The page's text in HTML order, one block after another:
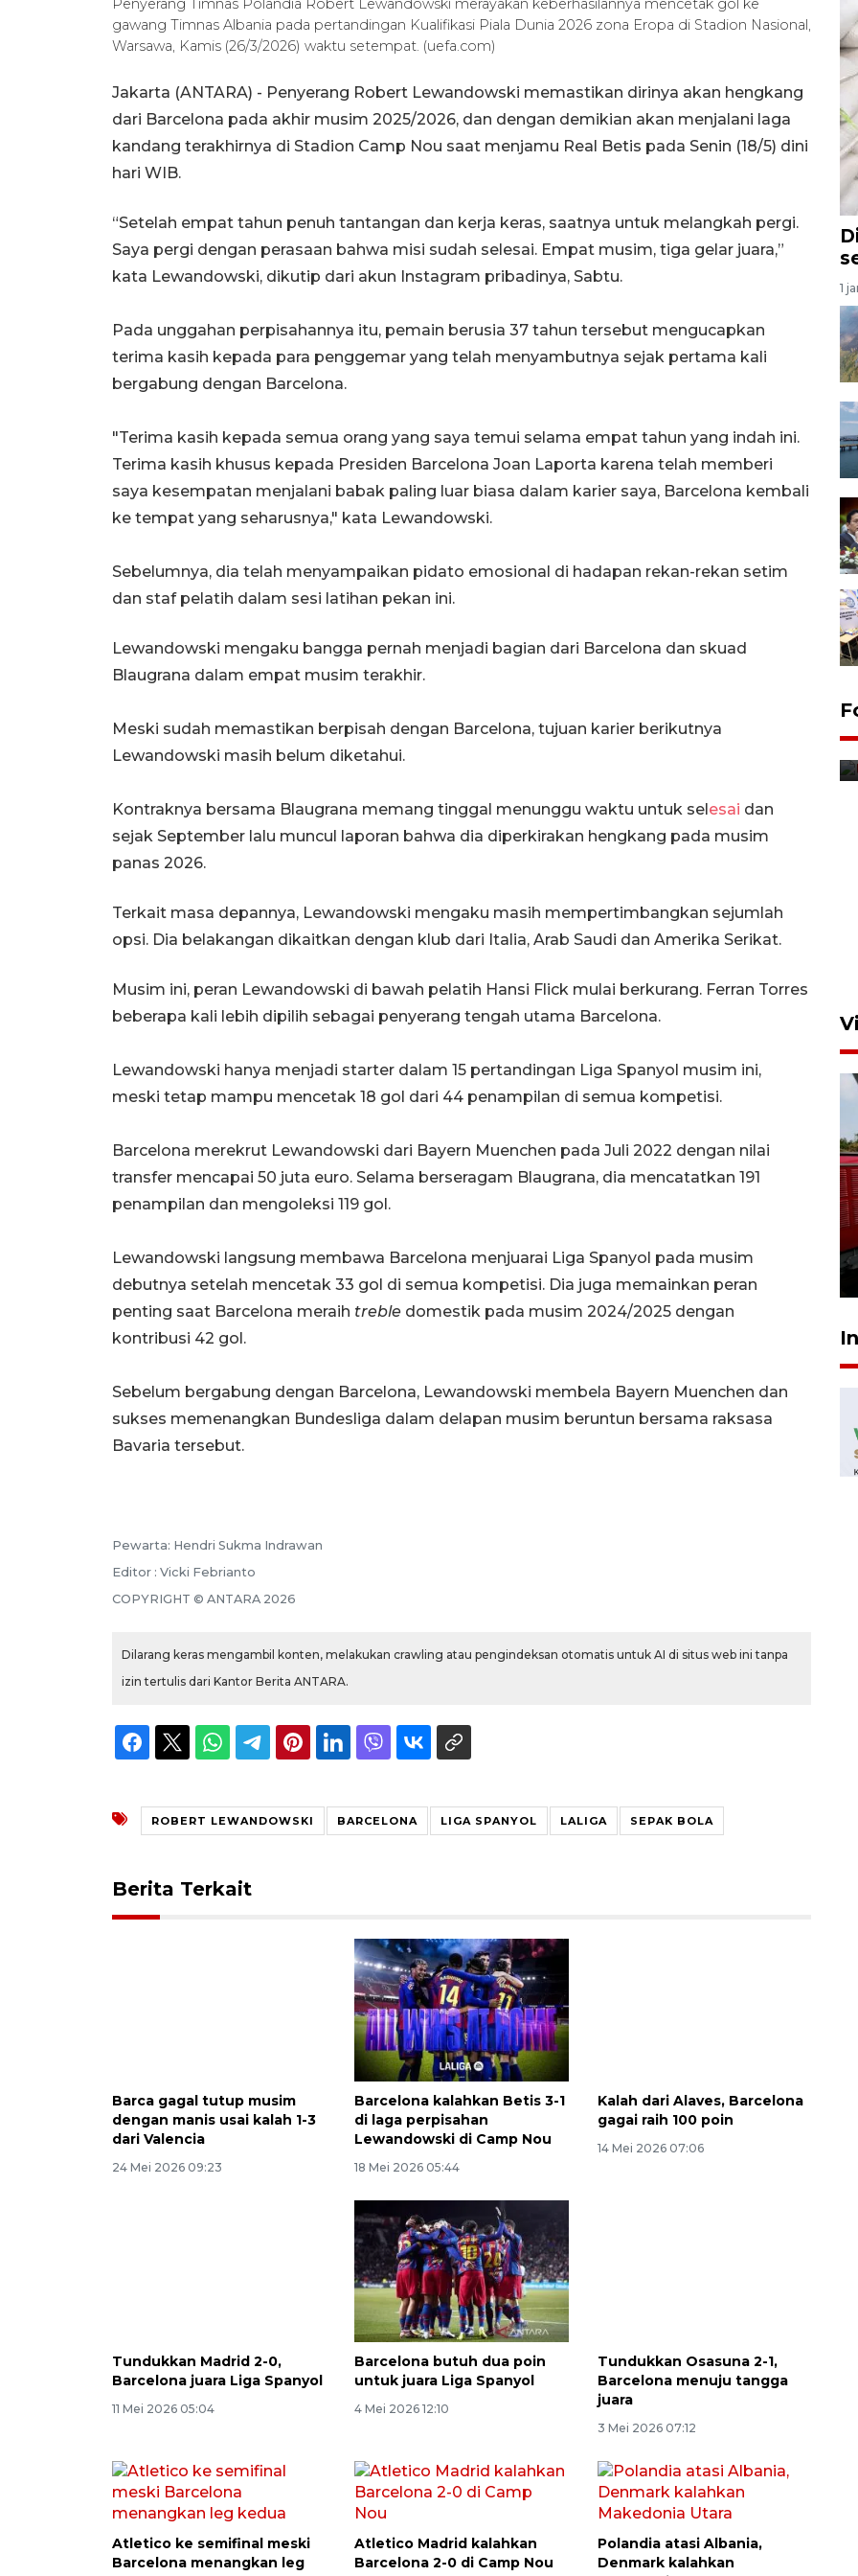
Penyerang Timnas Polandia Robert Lewandowski merayakan keberhasilannya mencetak gol ke
gawang Timnas Albania pada pertandingan Kualifikasi Piala Dunia 2026 zona Eropa di Stadion Nasional,
Warsawa, Kamis (26/3/2026) waktu setempat. (uefa.com)
Jakarta (ANTARA) - Penyerang Robert Lewandowski memastikan dirinya akan hengkang
dari Barcelona pada akhir musim 2025/2026, dan dengan demikian akan menjalani laga
kandang terakhirnya di Stadion Camp Nou saat menjamu Real Betis pada Senin (18/5) dini
hari WIB.
“Setelah empat tahun penuh tantangan dan kerja keras, saatnya untuk melangkah pergi.
Saya pergi dengan perasaan bahwa misi sudah selesai. Empat musim, tiga gelar juara,”
kata Lewandowski, dikutip dari akun Instagram pribadinya, Sabtu.
Pada unggahan perpisahannya itu, pemain berusia 37 tahun tersebut mengucapkan
terima kasih kepada para penggemar yang telah menyambutnya sejak pertama kali
bergabung dengan Barcelona.
"Terima kasih kepada semua orang yang saya temui selama empat tahun yang indah ini.
Terima kasih khusus kepada Presiden Barcelona Joan Laporta karena telah memberi
saya kesempatan menjalani babak paling luar biasa dalam karier saya, Barcelona kembali
ke tempat yang seharusnya," kata Lewandowski.
Sebelumnya, dia telah menyampaikan pidato emosional di hadapan rekan-rekan setim
dan staf pelatih dalam sesi latihan pekan ini.
Lewandowski mengaku bangga pernah menjadi bagian dari Barcelona dan skuad
Blaugrana dalam empat musim terakhir.
Meski sudah memastikan berpisah dengan Barcelona, tujuan karier berikutnya
Lewandowski masih belum diketahui.
Kontraknya bersama Blaugrana memang tinggal menunggu waktu untuk selesai dan
sejak September lalu muncul laporan bahwa dia diperkirakan hengkang pada musim
panas 2026.
Terkait masa depannya, Lewandowski mengaku masih mempertimbangkan sejumlah
opsi. Dia belakangan dikaitkan dengan klub dari Italia, Arab Saudi dan Amerika Serikat.
Musim ini, peran Lewandowski di bawah pelatih Hansi Flick mulai berkurang. Ferran Torres
beberapa kali lebih dipilih sebagai penyerang tengah utama Barcelona.
Lewandowski hanya menjadi starter dalam 15 pertandingan Liga Spanyol musim ini,
meski tetap mampu mencetak 18 gol dari 44 penampilan di semua kompetisi.
Barcelona merekrut Lewandowski dari Bayern Muenchen pada Juli 2022 dengan nilai
transfer mencapai 50 juta euro. Selama berseragam Blaugrana, dia mencatatkan 191
penampilan dan mengoleksi 119 gol.
Lewandowski langsung membawa Barcelona menjuarai Liga Spanyol pada musim
debutnya setelah mencetak 33 gol di semua kompetisi. Dia juga memainkan peran
penting saat Barcelona meraih treble domestik pada musim 2024/2025 dengan
kontribusi 42 gol.
Sebelum bergabung dengan Barcelona, Lewandowski membela Bayern Muenchen dan
sukses memenangkan Bundesliga dalam delapan musim beruntun bersama raksasa
Bavaria tersebut.
Pewarta: Hendri Sukma Indrawan
Editor : Vicki Febrianto
COPYRIGHT © ANTARA 2026
Dilarang keras mengambil konten, melakukan crawling atau pengindeksan otomatis untuk AI di situs web ini tanpa
izin tertulis dari Kantor Berita ANTARA.
ROBERT LEWANDOWSKI BARCELONA LIGA SPANYOL LALIGA SEPAK BOLA
Berita Terkait
Barca gagal tutup musim
dengan manis usai kalah 1-3
dari Valencia
24 Mei 2026 09:23
Barcelona kalahkan Betis 3-1
di laga perpisahan
Lewandowski di Camp Nou
18 Mei 2026 05:44
Kalah dari Alaves, Barcelona
gagai raih 100 poin
14 Mei 2026 07:06
Tundukkan Madrid 2-0,
Barcelona juara Liga Spanyol
11 Mei 2026 05:04
Barcelona butuh dua poin
untuk juara Liga Spanyol
4 Mei 2026 12:10
Tundukkan Osasuna 2-1,
Barcelona menuju tangga
juara
3 Mei 2026 07:12
1
Distribusi bantuan mesin
Sentosa II
musim kemarau
2026-08-05 12:00:00